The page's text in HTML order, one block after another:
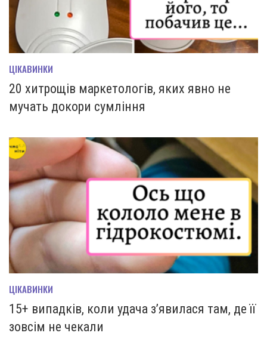
ЦІКАВИНКИ
20 хитрощів маркетологів, яких явно не
мучать докори сумління
ЦІКАВИНКИ
15+ випадків, коли удача з’явилася там, де її
зовсім не чекали